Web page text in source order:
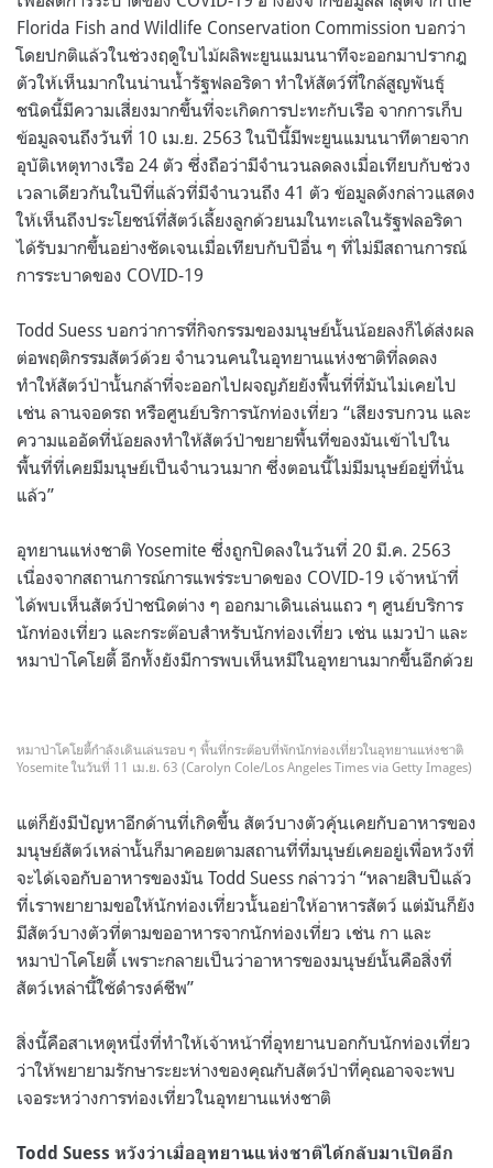
Florida Fish and Wildlife Conservation Commission บอกว่า
โดยปกติแล้วในช่วงฤดูใบไม้ผลิพะยูนแมนนาทีจะออกมาปรากฎ
ตัวให้เห็นมากในน่านน้ำรัฐฟลอริดา ทำให้สัตว์ที่ใกล้สูญพันธุ์
ชนิดนี้มีความเสี่ยงมากขึ้นที่จะเกิดการปะทะกับเรือ จากการเก็บ
ข้อมูลจนถึงวันที่ 10 เม.ย. 2563 ในปีนี้มีพะยูนแมนนาทีตายจาก
อุบัติเหตุทางเรือ 24 ตัว ซึ่งถือว่ามีจำนวนลดลงเมื่อเทียบกับช่วง
เวลาเดียวกันในปีที่แล้วที่มีจำนวนถึง 41 ตัว ข้อมูลดังกล่าวแสดง
ให้เห็นถึงประโยชน์ที่สัตว์เลี้ยงลูกด้วยนมในทะเลในรัฐฟลอริดา
ได้รับมากขึ้นอย่างชัดเจนเมื่อเทียบกับปีอื่น ๆ ที่ไม่มีสถานการณ์
การระบาดของ COVID-19
Todd Suess บอกว่าการที่กิจกรรมของมนุษย์นั้นน้อยลงก็ได้ส่งผล
ต่อพฤติกรรมสัตว์ด้วย จำนวนคนในอุทยานแห่งชาติที่ลดลง
ทำให้สัตว์ป่านั้นกล้าที่จะออกไปผจญภัยยังพื้นที่ที่มันไม่เคยไป
เช่น ลานจอดรถ หรือศูนย์บริการนักท่องเที่ยว “เสียงรบกวน และ
ความแออัดที่น้อยลงทำให้สัตว์ป่าขยายพื้นที่ของมันเข้าไปใน
พื้นที่ที่เคยมีมนุษย์เป็นจำนวนมาก ซึ่งตอนนี้ไม่มีมนุษย์อยู่ที่นั่น
แล้ว”
อุทยานแห่งชาติ Yosemite ซึ่งถูกปิดลงในวันที่ 20 มี.ค. 2563
เนื่องจากสถานการณ์การแพร่ระบาดของ COVID-19 เจ้าหน้าที่
ได้พบเห็นสัตว์ป่าชนิดต่าง ๆ ออกมาเดินเล่นแถว ๆ ศูนย์บริการ
นักท่องเที่ยว และกระต๊อบสำหรับนักท่องเที่ยว เช่น แมวป่า และ
หมาป่าโคโยตี้ อีกทั้งยังมีการพบเห็นหมีในอุทยานมากขึ้นอีกด้วย
หมาป่าโคโยตี้กำลังเดินเล่นรอบ ๆ พื้นที่กระต๊อบที่พักนักท่องเที่ยวในอุทยานแห่งชาติ
Yosemite ในวันที่ 11 เม.ย. 63 (Carolyn Cole/Los Angeles Times via Getty Images)
แต่ก็ยังมีปัญหาอีกด้านที่เกิดขึ้น สัตว์บางตัวคุ้นเคยกับอาหารของ
มนุษย์สัตว์เหล่านั้นก็มาคอยตามสถานที่ที่มนุษย์เคยอยู่เพื่อหวังที่
จะได้เจอกับอาหารของมัน Todd Suess กล่าวว่า “หลายสิบปีแล้ว
ที่เราพยายามขอให้นักท่องเที่ยวนั้นอย่าให้อาหารสัตว์ แต่มันก็ยัง
มีสัตว์บางตัวที่ตามขออาหารจากนักท่องเที่ยว เช่น กา และ
หมาป่าโคโยตี้ เพราะกลายเป็นว่าอาหารของมนุษย์นั้นคือสิ่งที่
สัตว์เหล่านี้ใช้ดำรงค์ชีพ”
สิ่งนี้คือสาเหตุหนึ่งที่ทำให้เจ้าหน้าที่อุทยานบอกกับนักท่องเที่ยว
ว่าให้พยายามรักษาระยะห่างของคุณกับสัตว์ป่าที่คุณอาจจะพบ
เจอระหว่างการท่องเที่ยวในอุทยานแห่งชาติ
Todd Suess หวังว่าเมื่ออุทยานแห่งชาติได้กลับมาเปิดอีก